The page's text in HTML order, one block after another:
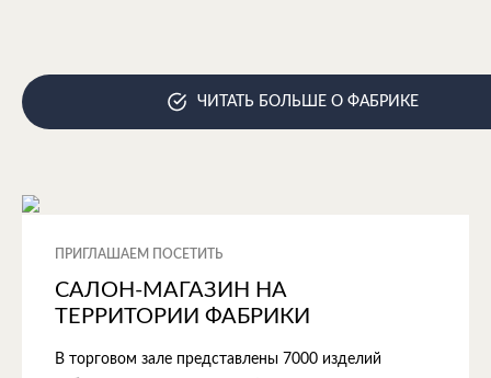
ЧИТАТЬ БОЛЬШЕ О ФАБРИКЕ
ПРИГЛАШАЕМ ПОСЕТИТЬ
САЛОН-МАГАЗИН НА
ТЕРРИТОРИИ ФАБРИКИ
В торговом зале представлены 7000 изделий